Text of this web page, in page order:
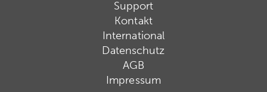
Support
Kontakt
International
Datenschutz
AGB
Impressum